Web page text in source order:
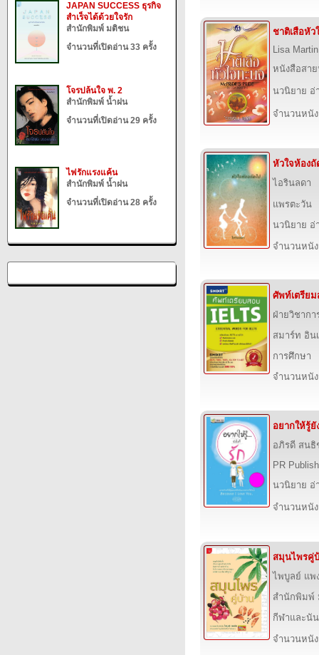
JAPAN SUCCESS ธุรกิจ
สำเร็จได้ด้วยใจรัก
สำนักพิมพ์ มติชน
จำนวนที่เปิดอ่าน 33 ครั้ง
โจรปล้นใจ พ. 2
สำนักพิมพ์ น้ำฝน
จำนวนที่เปิดอ่าน 29 ครั้ง
ไฟรักแรงแค้น
สำนักพิมพ์ น้ำฝน
จำนวนที่เปิดอ่าน 28 ครั้ง
ชาติเสือหัว
Lisa Martin
หนังสือสา
นวนิยาย อ่
จำนวนหนั
หัวใจห้องถั
ไอรินลดา
แพรตะวัน
นวนิยาย อ่
จำนวนหนั
ศัพท์เตรีย
ฝ่ายวิชาก
สมาร์ท อิน
การศึกษา
จำนวนหนั
อยากให้รู้ยั
อภิรดี สนธิ
PR
นวนิยาย อ่
จำนวนหนั
สมุนไพรคู่
ไพบูลย์ แพ
สำนักพิมพ์
กีฬาและนั
จำนวนหนั